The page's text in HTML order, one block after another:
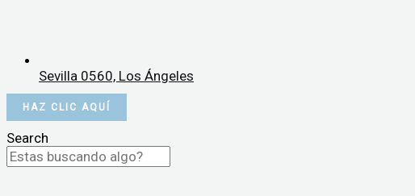
Sevilla 0560, Los Ángeles
HAZ CLIC AQUÍ
Search